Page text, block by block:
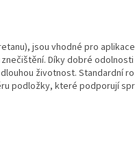
jsou vhodné pro
Díky dobré
životnost. Standardní
podložky, které podporují